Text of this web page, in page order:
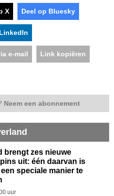
X Deel op Bluesky
e-mail Link kopiëren
Neem een abonnement
brengt zes nieuwe
uit: één daarvan is
speciale manier te
uur